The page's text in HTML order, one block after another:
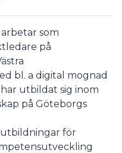
som
på
bl. a digital mognad
utbildat sig inom
på Göteborgs
utbildningar för